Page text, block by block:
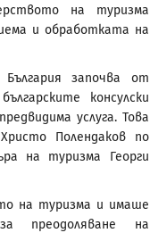
на туризма
и обработката на
започва от
консулски
услуга. Това
Полендаков по
на туризма Георги
на туризма и имаше
преодоляване на